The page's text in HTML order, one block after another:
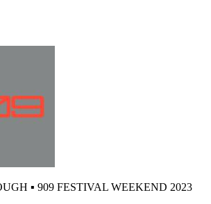
▪ 909 FESTIVAL WEEKEND 2023